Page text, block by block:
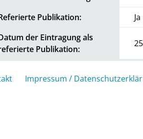
Publikation:
Ja
der Eintragung als
Publikation:
Impressum /